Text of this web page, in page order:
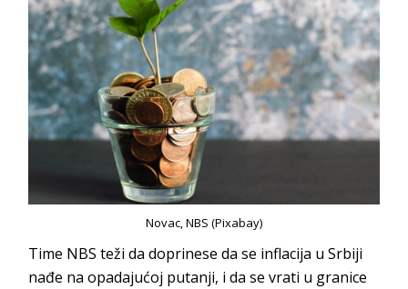
Novac, NBS (Pixabay)
Time NBS teži da doprinese da se inflacija u Srbiji
nađe na opadajućoj putanji, i da se vrati u granice